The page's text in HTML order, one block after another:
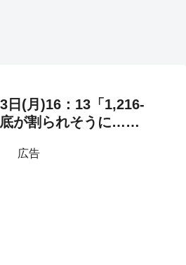
日(月)16：13「1,216-
が割られそうに……
広告